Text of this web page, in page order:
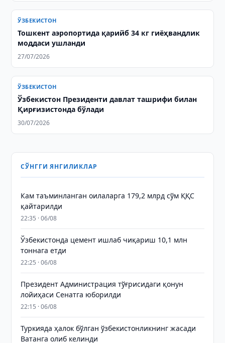
ЎЗБЕКИСТОН
Тошкент аэропортида қарийб 34 кг гиёҳвандлик
моддаси ушланди
27/07/2026
ЎЗБЕКИСТОН
Ўзбекистон Президенти давлат ташрифи билан
Қирғизистонда бўлади
30/07/2026
СЎНГГИ ЯНГИЛИКЛАР
Кам таъминланган оилаларга 179,2 млрд сўм ҚҚС
қайтарилди
22:35 · 06/08
Ўзбекистонда цемент ишлаб чиқариш 10,1 млн
тоннага етди
22:25 · 06/08
Президент Администрация тўғрисидаги қонун
лойиҳаси Сенатга юборилди
22:15 · 06/08
Туркияда ҳалок бўлган ўзбекистонликнинг жасади
Ватанга олиб келинди